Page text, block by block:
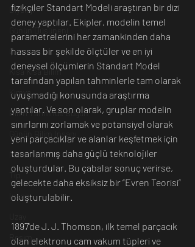
Biyoloji
Günün Düşüneni
Çevre
Kısa Kısa Bilim
Kimya
Bilim Tarihinde Bugün
Günün Bilim İnsanı
Matematik
Tıp
İnsan
Resim
fizikçiler Standart Modeli araştıran bir dizi
deney yaptılar. Ekipler, modelin temel
parametrelerini her zamankinden daha
hassas bir şekilde ölçtüler ve en iyi
deneysel ölçümlerin Standart Model
tarafından yapılan tahminlerle tam olarak
uyuşmadığı konusunda araştırma
yaptılar. Ve son olarak, gruplar modelin
sınırlarını zorlamak ve potansiyel olarak
yeni parçacıklar ve alanlar keşfetmek için
tasarlanmış daha güçlü teknolojiler
oluşturdular. Bu çabalar sonuç verirse,
gelecekte daha eksiksiz bir “Evren Teorisi”
oluşturulabilir.
1897'de J. J. Thomson, ilk temel parçacık
olan elektronu cam vakum tüpleri ve